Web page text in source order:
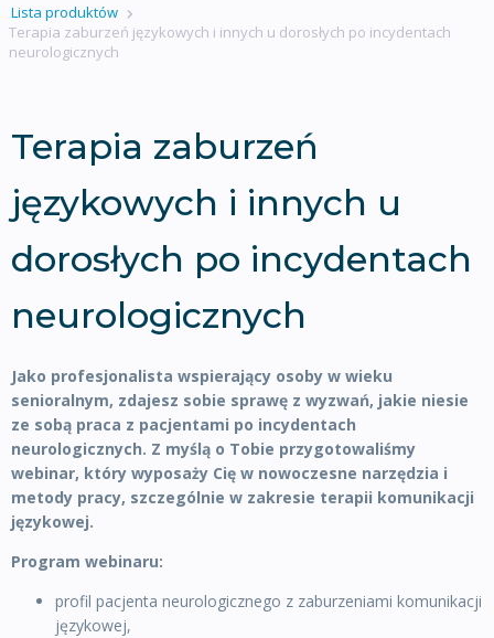
Lista produktów
Terapia zaburzeń językowych i innych u dorosłych po incydentach
neurologicznych
Terapia zaburzeń
językowych i innych u
dorosłych po incydentach
neurologicznych
Jako profesjonalista wspierający osoby w wieku
senioralnym, zdajesz sobie sprawę z wyzwań, jakie niesie
ze sobą praca z pacjentami po incydentach
neurologicznych. Z myślą o Tobie przygotowaliśmy
webinar, który wyposaży Cię w nowoczesne narzędzia i
metody pracy, szczególnie w zakresie terapii komunikacji
językowej.
Program webinaru:
profil pacjenta neurologicznego z zaburzeniami komunikacji
językowej,